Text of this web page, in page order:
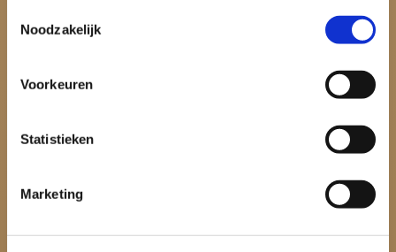
Noodzakelijk
Voorkeuren
Statistieken
Marketing